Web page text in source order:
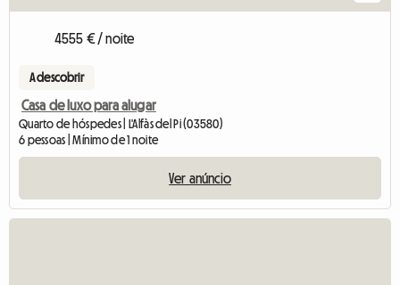
4555 € / noite
A descobrir
Casa de luxo para alugar
Quarto de hóspedes | L'Alfàs del Pi (03580)
6 pessoas | Mínimo de 1 noite
Ver anúncio